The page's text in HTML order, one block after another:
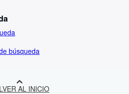
búsqueda
AL INICIO